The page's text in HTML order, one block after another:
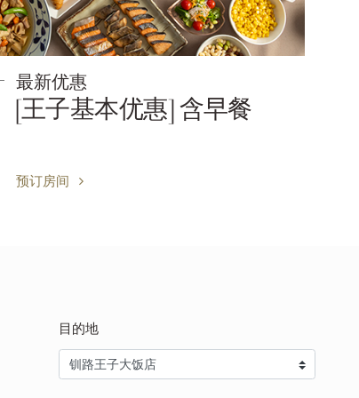
最新优惠
[王子基本优惠] 含早餐
预订房间
目的地